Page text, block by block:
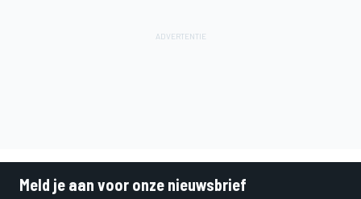
Meld je aan voor onze nieuwsbrief